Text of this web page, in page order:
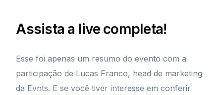
Assista a live completa!
Esse foi apenas um resumo do evento com a
participação de Lucas Franco, head de marketing
da Evnts. E se você tiver interesse em conferir